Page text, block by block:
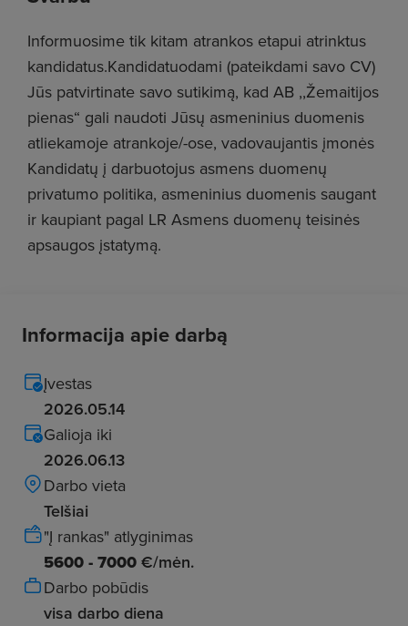
Informuosime tik kitam atrankos etapui atrinktus
kandidatus.Kandidatuodami (pateikdami savo CV)
Jūs patvirtinate savo sutikimą, kad AB ,,Žemaitijos
pienas“ gali naudoti Jūsų asmeninius duomenis
atliekamoje atrankoje/-ose, vadovaujantis įmonės
Kandidatų į darbuotojus asmens duomenų
privatumo politika, asmeninius duomenis saugant
ir kaupiant pagal LR Asmens duomenų teisinės
apsaugos įstatymą.
Informacija apie darbą
Įvestas
2026.05.14
Galioja iki
2026.06.13
Darbo vieta
Telšiai
"Į rankas" atlyginimas
5600 - 7000 €/mėn.
Darbo pobūdis
visa darbo diena